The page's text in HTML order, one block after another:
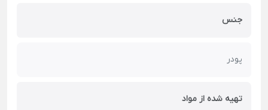
جنس
پودر
تهیه شده از مواد